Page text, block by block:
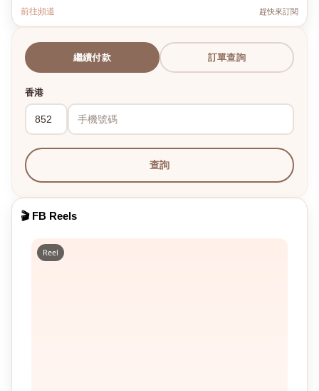
前往頻道 趕快來訂閱
繼續付款 訂單查詢
香港
查詢
🎬 FB Reels
Reel